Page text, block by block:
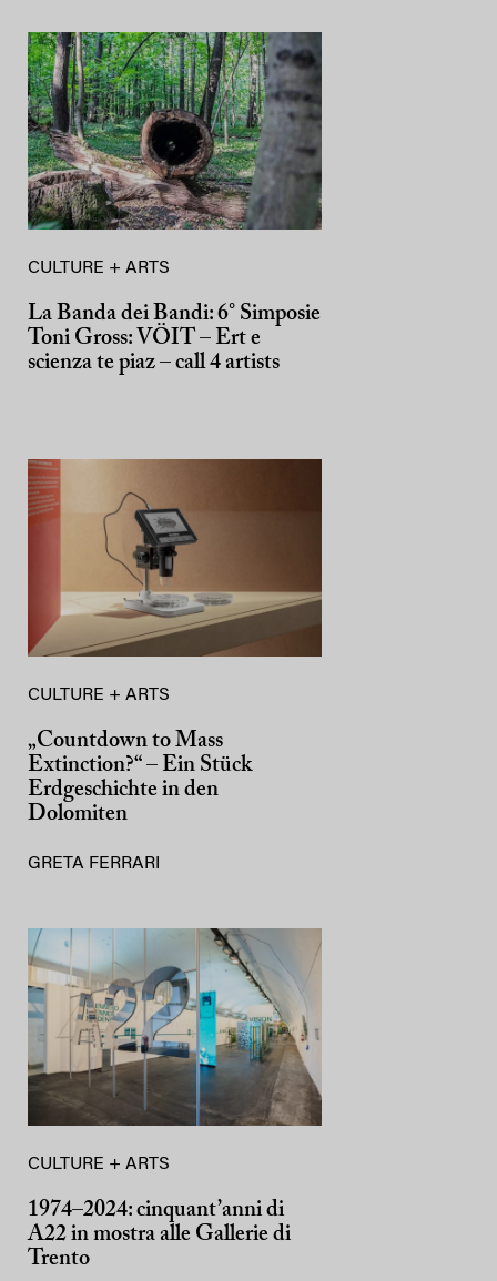
CULTURE + ARTS
La Banda dei Bandi: 6° Simposie
Toni Gross: VÖIT – Ert e
scienza te piaz – call 4 artists
CULTURE + ARTS
„Countdown to Mass
Extinction?“ – Ein Stück
Erdgeschichte in den
Dolomiten
GRETA FERRARI
CULTURE + ARTS
1974–2024: cinquant’anni di
A22 in mostra alle Gallerie di
Trento